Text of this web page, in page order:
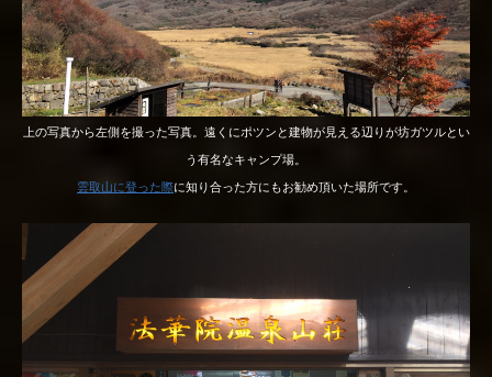
上の写真から左側を撮った写真。遠くにポツンと建物が見える辺りが坊ガツルとい
う有名なキャンプ場。
雲取山に登った際に知り合った方にもお勧め頂いた場所です。